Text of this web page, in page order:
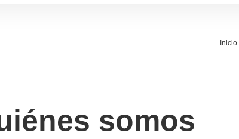
Shipping to UAE
Inicio
somos